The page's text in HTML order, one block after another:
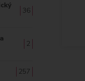
36
2
257